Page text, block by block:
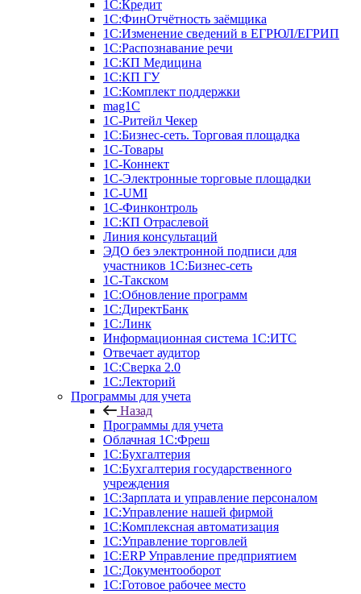
1С:Кредит
1С:ФинОтчётность заёмщика
1С:Изменение сведений в ЕГРЮЛ/ЕГРИП
1С:Распознавание речи
1С:КП Медицина
1С:КП ГУ
1С:Комплект поддержки
mag1C
1С-Ритейл Чекер
1С:Бизнес-сеть. Торговая площадка
1С-Товары
1С-Коннект
1С-Электронные торговые площадки
1C-UMI
1С-Финконтроль
1С:КП Отраслевой
Линия консультаций
ЭДО без электронной подписи для
участников 1С:Бизнес-сеть
1С-Такском
1С:Обновление программ
1С:ДиректБанк
1С:Линк
Информационная система 1С:ИТС
Отвечает аудитор
1С:Сверка 2.0
1С:Лекторий
Программы для учета
Назад
Программы для учета
Облачная 1С:Фреш
1С:Бухгалтерия
1С:Бухгалтерия государственного
учреждения
1С:Зарплата и управление персоналом
1С:Управление нашей фирмой
1С:Комплексная автоматизация
1С:Управление торговлей
1С:ERP Управление предприятием
1С:Документооборот
1C:Готовое рабочее место